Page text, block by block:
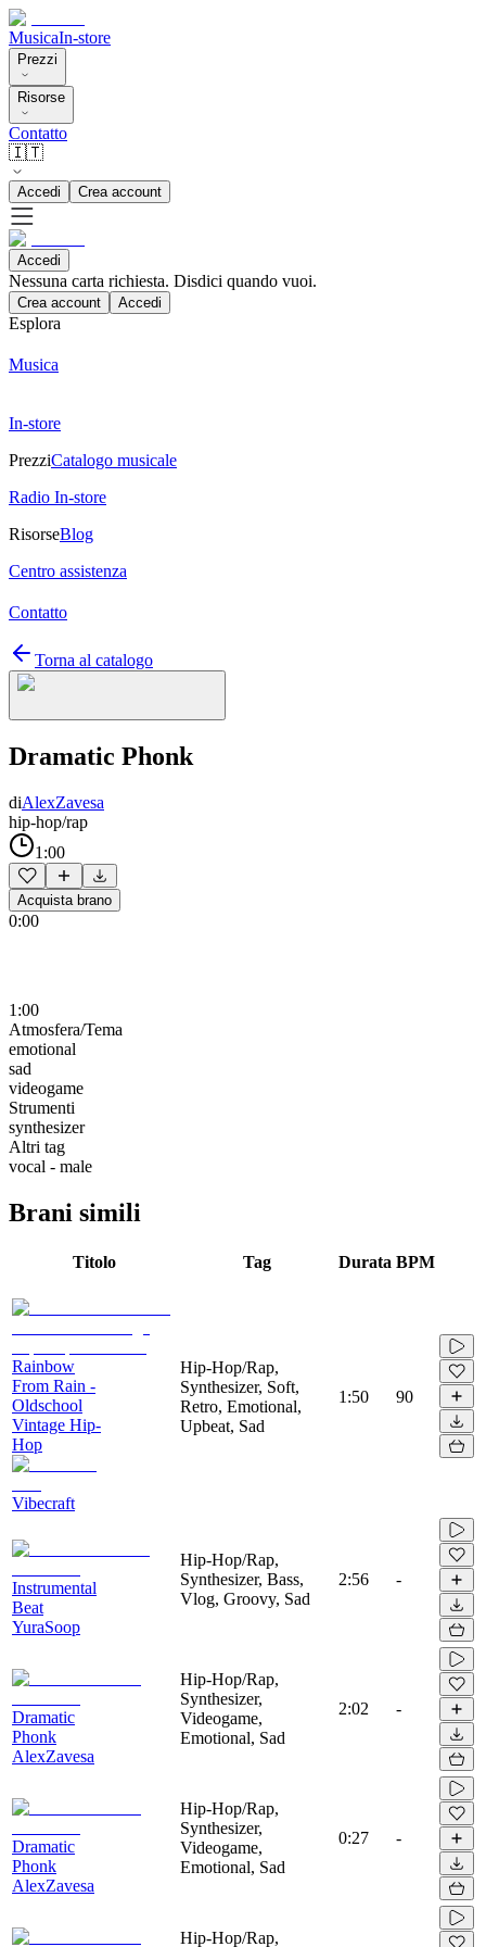
MusicaIn-store
Prezzi
Risorse
Contatto
🇮🇹
Accedi Crea account
Accedi
Nessuna carta richiesta. Disdici quando vuoi.
Crea account Accedi
Esplora
Musica
In-store
PrezziCatalogo musicale
Radio In-store
RisorseBlog
Centro assistenza
Contatto
Torna al catalogo
Dramatic Phonk
diAlexZavesa
hip-hop/rap
1:00
Acquista brano
0:00
1:00
Atmosfera/Tema
emotional
sad
videogame
Strumenti
synthesizer
Altri tag
vocal - male
Brani simili
Titolo Tag Durata BPM
Rainbow
From Rain -
Oldschool
Vintage Hip-
Hop
Vibecraft
Hip-Hop/Rap,
Synthesizer, Soft,
Retro, Emotional,
Upbeat, Sad
1:50 90
Instrumental
Beat
YuraSoop
Hip-Hop/Rap,
Synthesizer, Bass,
Vlog, Groovy, Sad
2:56 -
Dramatic
Phonk
AlexZavesa
Hip-Hop/Rap,
Synthesizer,
Videogame,
Emotional, Sad
2:02 -
Dramatic
Phonk
AlexZavesa
Hip-Hop/Rap,
Synthesizer,
Videogame,
Emotional, Sad
0:27 -
Hip-Hop/Rap,